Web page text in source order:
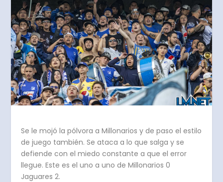
Se le mojó la pólvora a Millonarios y de paso el estilo
de juego también. Se ataca a lo que salga y se
defiende con el miedo constante a que el error
llegue. Este es el uno a uno de Millonarios 0
Jaguares 2.